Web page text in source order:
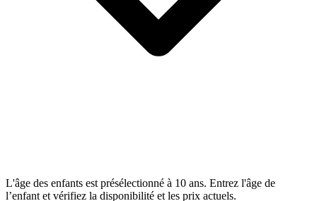
L'âge des enfants est présélectionné à 10 ans. Entrez l'âge de
l’enfant et vérifiez la disponibilité et les prix actuels.